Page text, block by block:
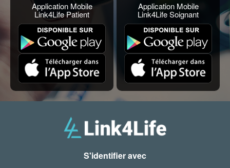
Application Mobile
Link4Life Patient
Application Mobile
Link4Life Soignant
S'identifier avec